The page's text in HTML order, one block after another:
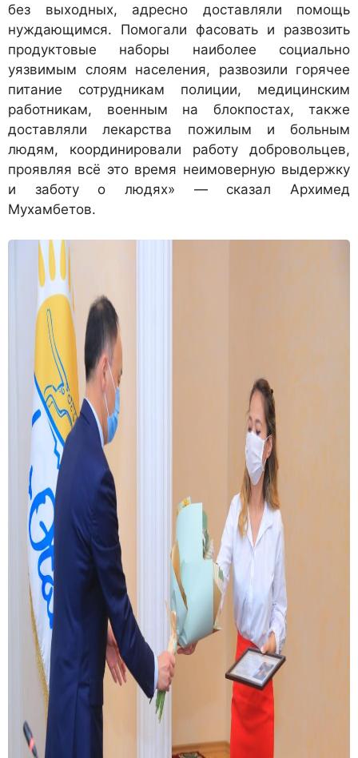
без выходных, адресно доставляли помощь
нуждающимся. Помогали фасовать и развозить
продуктовые наборы наиболее социально
уязвимым слоям населения, развозили горячее
питание сотрудникам полиции, медицинским
работникам, военным на блокпостах, также
доставляли лекарства пожилым и больным
людям, координировали работу добровольцев,
проявляя всё это время неимоверную выдержку
и заботу о людях» — сказал Архимед
Мухамбетов.